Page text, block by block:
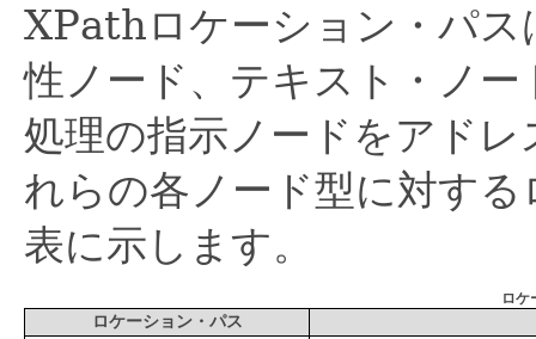
XPathロケーション・パス
性ノード、テキスト・ノ
処理の指示ノードをアド
れらの各ノード型に対す
表に示します。
ロケ
ロケーション・パス